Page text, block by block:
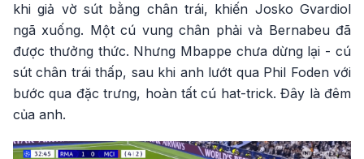
khi giả vờ sút bằng chân trái, khiến Josko Gvardiol
ngã xuống. Một cú vung chân phải và Bernabeu đã
được thưởng thức. Nhưng Mbappe chưa dừng lại - cú
sút chân trái thấp, sau khi anh lướt qua Phil Foden với
bước qua đặc trưng, hoàn tất cú hat-trick. Đây là đêm
của anh.